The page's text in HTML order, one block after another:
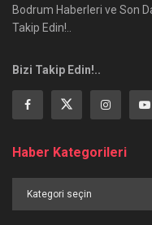
Bodrum Haberleri ve Son
Takip Edin!..
Bizi Takip Edin!..
Haber Kategorileri
Kategorileri